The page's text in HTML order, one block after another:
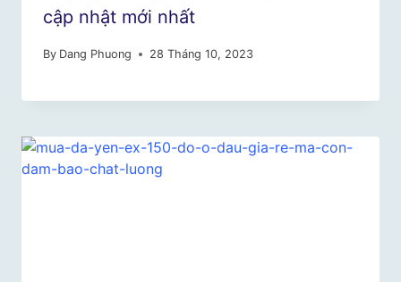
cập nhật mới nhất
By Dang Phuong 28 Tháng 10, 2023